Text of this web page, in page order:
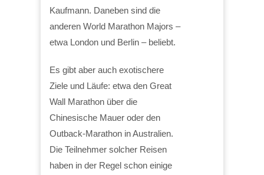
Kaufmann. Daneben sind die
anderen World Marathon Majors –
etwa London und Berlin – beliebt.
Es gibt aber auch exotischere
Ziele und Läufe: etwa den Great
Wall Marathon über die
Chinesische Mauer oder den
Outback-Marathon in Australien.
Die Teilnehmer solcher Reisen
haben in der Regel schon einige